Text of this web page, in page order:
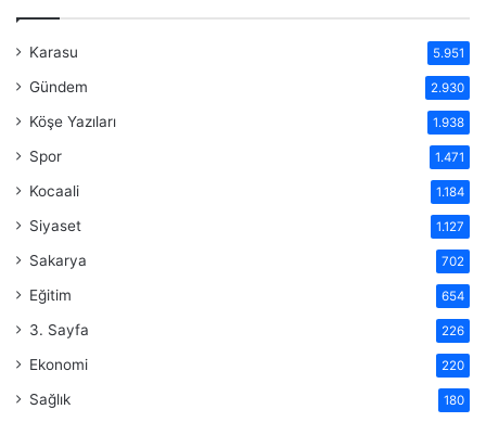
Karasu 5.951
Gündem 2.930
Köşe Yazıları 1.938
Spor 1.471
Kocaali 1.184
Siyaset 1.127
Sakarya 702
Eğitim 654
3. Sayfa 226
Ekonomi 220
Sağlık 180